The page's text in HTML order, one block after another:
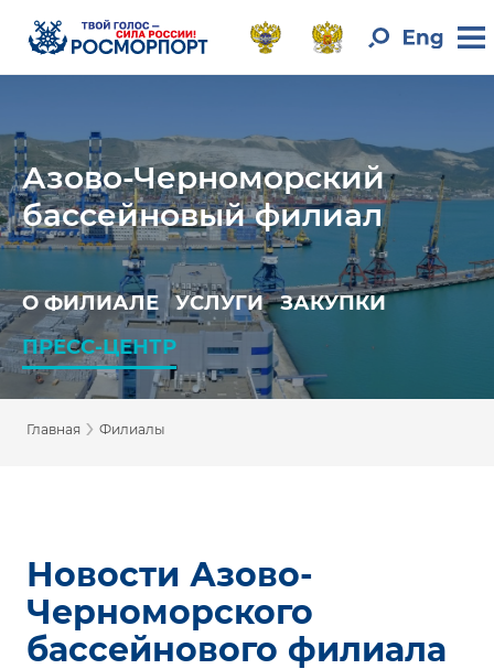
Азово-Черноморский
бассейновый филиал
О ФИЛИАЛЕ УСЛУГИ
ЗАКУПКИ
ПРЕСС-ЦЕНТР
Главная › Филиалы
Новости Азово-
Черноморского
бассейнового филиала